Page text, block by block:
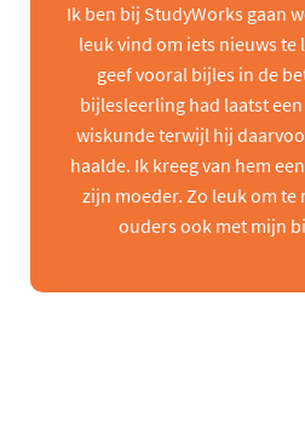
Ik ben bij StudyWorks gaan
leuk vind om iets nieuws te
geef vooral bijles in de
bijlesleerling had laatst
wiskunde terwijl hij
haalde. Ik kreeg van hem
zijn moeder. Zo leuk om
ouders ook met mijn